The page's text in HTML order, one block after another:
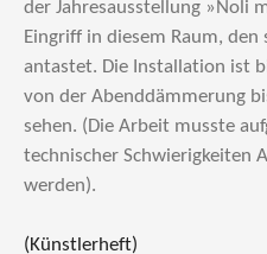
der Jahresausstellung »Noli
Eingriff in diesem Raum,
antastet. Die Installation ist
von der Abenddämmerung
sehen. (Die Arbeit musste
technischer Schwierigkeiten
werden).
(Künstlerheft)